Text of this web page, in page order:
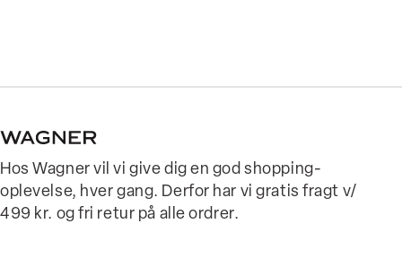
Hos Wagner vil vi give dig en god shopping-
oplevelse, hver gang. Derfor har vi gratis fragt v/
499 kr. og fri retur på alle ordrer.